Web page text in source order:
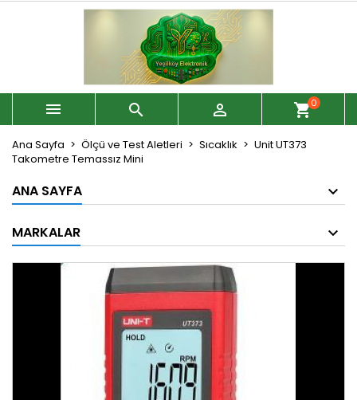
   shopping_cart0
Ana Sayfa Ölçü ve Test Aletleri Sıcaklık
Unit UT373
Takometre Temassız Mini
ANA SAYFA
MARKALAR